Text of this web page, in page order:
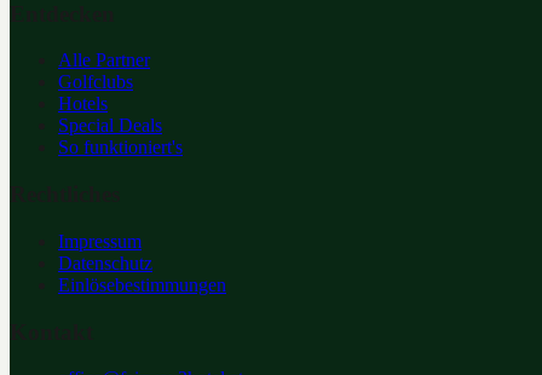
Alle Partner
Golfclubs
Hotels
Special Deals
So funktioniert's
Impressum
Datenschutz
Einlösebestimmungen